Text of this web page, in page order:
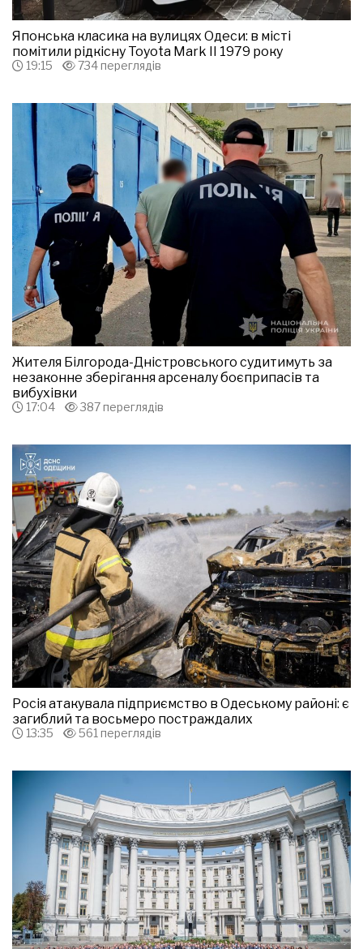
Японська класика на вулицях Одеси: в місті
помітили рідкісну Toyota Mark II 1979 року
19:15 734 переглядів
Жителя Білгорода-Дністровського судитимуть за
незаконне зберігання арсеналу боєприпасів та
вибухівки
17:04 387 переглядів
Росія атакувала підприємство в Одеському районі: є
загиблий та восьмеро постраждалих
13:35 561 переглядів